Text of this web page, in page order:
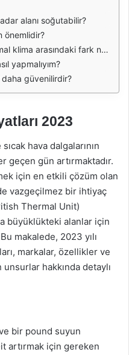
alanı soğutabilir?
önemlidir?
arasındaki fark nedir?
yapmalıyım?
güvenilirdir?
2023
hava dalgalarının
geçen gün artırmaktadır.
için en etkili çözüm olan
vazgeçilmez bir ihtiyaç
Thermal Unit)
büyüklükteki alanlar için
makalede, 2023 yılı
markalar, özellikler ve
hakkında detaylı
bir pound suyun
artırmak için gereken